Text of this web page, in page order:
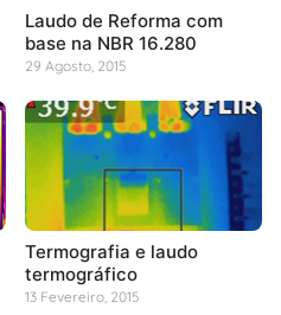
Laudo de Reforma com
base na NBR 16.280
29 Agosto, 2015
Termografia e laudo
termográfico
13 Fevereiro, 2015